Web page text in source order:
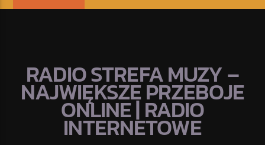
RADIO STREFA MUZY –
NAJWIĘKSZE PRZEBOJE
ONLINE | RADIO
INTERNETOWE